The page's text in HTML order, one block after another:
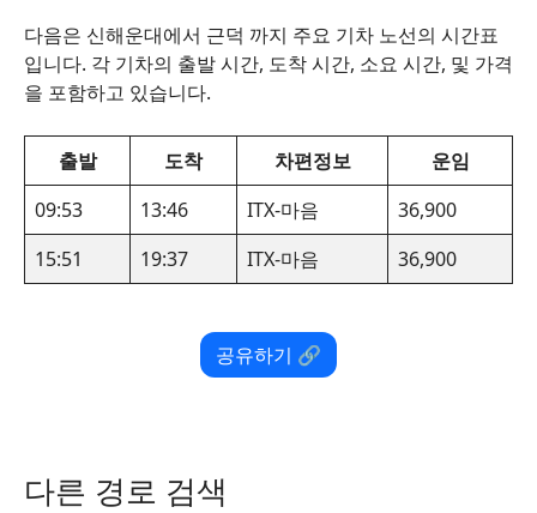
다음은 신해운대에서 근덕 까지 주요 기차 노선의 시간표
입니다. 각 기차의 출발 시간, 도착 시간, 소요 시간, 및 가격
을 포함하고 있습니다.
출발 도착 차편정보
운임
09:53
13:46 ITX-마음
36,900
15:51
19:37 ITX-마음 36,900
공유하기 🔗
다른 경로 검색